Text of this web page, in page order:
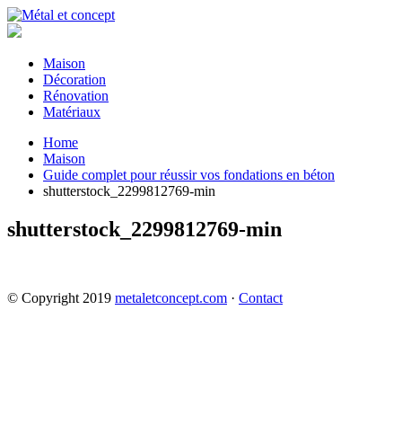
Maison
Décoration
Rénovation
Matériaux
Home
Maison
Guide complet pour réussir vos fondations en béton
shutterstock_2299812769-min
shutterstock_2299812769-min
© Copyright 2019 metaletconcept.com · Contact